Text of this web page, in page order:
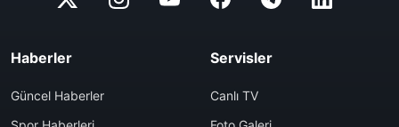
Haberler
Güncel Haberler
Servisler
Canlı TV